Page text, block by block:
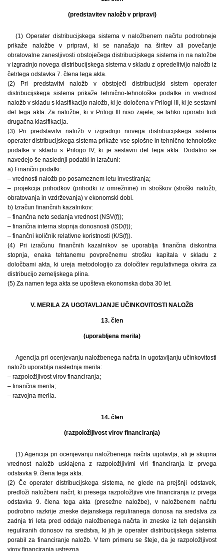
(predstavitev naložb v pripravi)
(1) Operater distribucijskega sistema v naložbenem načrtu podrobneje
prikaže naložbe v pripravi, ki se nanašajo na širitev ali povečanje
obratovalne zanesljivosti obstoječega distribucijskega sistema in na naložbe
v izgradnjo novega distribucijskega sistema v skladu z opredelitvijo naložb iz
četrtega odstavka 7. člena tega akta.
(2) Pri predstavitvi naložb v obstoječi distribucijski sistem operater
distribucijskega sistema prikaže tehnično-tehnološke podatke in vrednost
naložb v skladu s klasifikacijo naložb, ki je določena v Prilogi III, ki je sestavni
del tega akta. Za naložbe, ki v Prilogi III niso zajete, se lahko uporabi tudi
drugačna klasifikacija.
(3) Pri predstavitvi naložb v izgradnjo novega distribucijskega sistema
operater distribucijskega sistema prikaže vse splošne in tehnično-tehnološke
podatke v skladu s Prilogo IV, ki je sestavni del tega akta. Dodatno se
navedejo še naslednji podatki in izračuni:
a) Finančni podatki:
– vrednosti naložb po posameznem letu investiranja;
– projekcija prihodkov (prihodki iz omrežnine) in stroškov (stroški naložb,
obratovanja in vzdrževanja) v ekonomski dobi.
b) Izračun finančnih kazalnikov:
– finančna neto sedanja vrednost (NSV(f));
– finančna interna stopnja donosnosti (ISD(f));
– finančni količnik relativne koristnosti (K/S(f)).
(4) Pri izračunu finančnih kazalnikov se uporablja finančna diskontna
stopnja, enaka tehtanemu povprečnemu strošku kapitala v skladu z
določbami akta, ki ureja metodologijo za določitev regulativnega okvira za
distribucijo zemeljskega plina.
(5) Za namen tega akta se upošteva ekonomska doba 30 let.
V. MERILA ZA UGOTAVLJANJE UČINKOVITOSTI NALOŽB
13. člen
(uporabljena merila)
Agencija pri ocenjevanju naložbenega načrta in ugotavljanju učinkovitosti
naložb uporablja naslednja merila:
– razpoložljivost virov financiranja;
– finančna merila;
– razvojna merila.
14. člen
(razpoložljivost virov financiranja)
(1) Agencija pri ocenjevanju naložbenega načrta ugotavlja, ali je skupna
vrednost naložb usklajena z razpoložljivimi viri financiranja iz prvega
odstavka 9. člena tega akta.
(2) Če operater distribucijskega sistema, ne glede na prejšnji odstavek,
predloži naložbeni načrt, ki presega razpoložljive vire financiranja iz prvega
odstavka 9. člena tega akta (presežne naložbe), v naložbenem načrtu
podrobno razkrije zneske dejanskega reguliranega donosa na sredstva za
zadnja tri leta pred oddajo naložbenega načrta in zneske iz teh dejanskih
reguliranih donosov na sredstva, ki jih je operater distribucijskega sistema
porabil za financiranje naložb. V tem primeru se šteje, da je razpoložljivost
virov financiranja ustrezna.